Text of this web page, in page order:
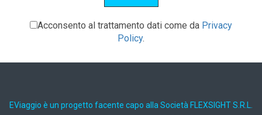
Acconsento al trattamento dati come da Privacy
Policy.
EViaggio è un progetto facente capo alla Società FLEXSIGHT S.R.L.